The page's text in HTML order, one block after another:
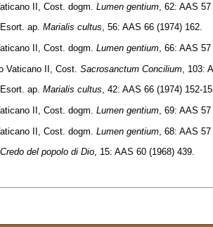
II, Cost. dogm. Lumen gentium , 62: AAS
ap. Marialis cultus, 56: AAS 66 (1974) 162.
II, Cost. dogm. Lumen gentium , 66: AAS
Vaticano II, Cost. Sacrosanctum Concilium , 103:
ap. Marialis cultus, 42: AAS 66 (1974) 152-
II, Cost. dogm. Lumen gentium , 69: AAS
II, Cost. dogm. Lumen gentium , 68: AAS
Credo del popolo di Dio, 15: AAS 60 (1968) 439.